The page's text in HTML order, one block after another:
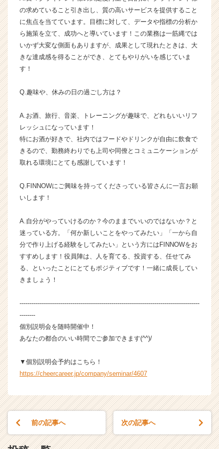
就
サ
イ
ト
チ
ャ
（C
h
e
e
r
r
r）
の求めていること引き出し、質の高いサービスを提供すること
に焦点を当てています。目標に対して、データや指標の分析か
ら施策を立て、成功へと導いています！この業務は一筋縄では
いかず大変な側面もありますが、成果として現れたときは、大
きな達成感を得ることができ、とてもやりがいを感じていま
す！
Q.趣味や、休みの日の過ごし方は？
A.お酒、旅行、音楽、トレーニングが趣味で、どれもいいリフ
レッシュになっています！
特にお酒が好きで、社内ではフードやドリンクが自由に飲食で
きるので、勤務終わりでも上司や同僚とコミュニケーションが
取れる環境にとても感謝しています！
Q.FINNOWにご興味を持ってくださっている皆さんに一言お願
いします！
A.自分がやっていけるのか？今のままでいいのではないか？と
迷っている方。「何か新しいことをやってみたい」「一から自
分で作り上げる経験をしてみたい」という方にはFINNOWをお
すすめします！役員陣は、人を育てる、投資する、任せてみ
る、といったことにとてもポジティブです！一緒に成長してい
きましょう！
--------------------------------------------------------------------------------------------
--------
個別説明会を随時開催中！
あなたの都合のいい時間でご参加できます(^^)/
▼個別説明会予約はこちら！
https://cheercareer.jp/company/seminar/4607
前の記事へ 次の記事へ